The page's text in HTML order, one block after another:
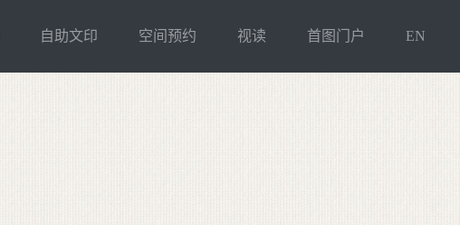
自助文印 空间预约 视读 首图门户 EN